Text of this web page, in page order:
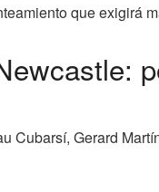
que exigirá
Cubarsí, Gerard